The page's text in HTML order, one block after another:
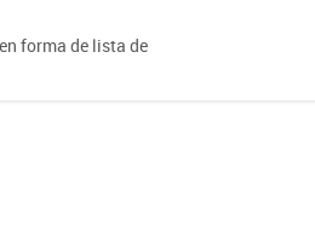
forma de lista de